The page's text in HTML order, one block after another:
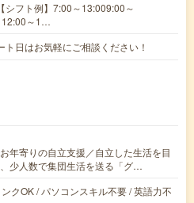
フト例】7:00～13:009:00～
12:00～1…
日はお気軽にご相談ください！
年寄りの自立支援／自立した生活を目
少人数で集団生活を送る「グ…
クOK / パソコンスキル不要 / 英語力不